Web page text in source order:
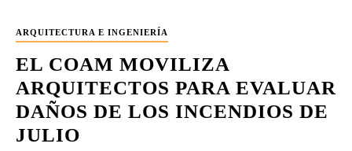
ARQUITECTURA E INGENIERÍA
EL COAM MOVILIZA
ARQUITECTOS PARA EVALUAR
DAÑOS DE LOS INCENDIOS DE
JULIO